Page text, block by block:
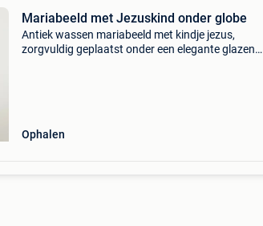
Mariabeeld met Jezuskind onder globe
Antiek wassen mariabeeld met kindje jezus,
zorgvuldig geplaatst onder een elegante glazen
Ophalen